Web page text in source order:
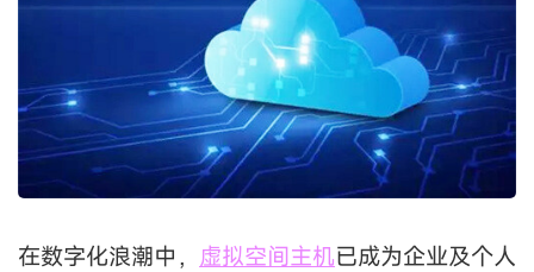
在数字化浪潮中， 虚拟空间主机已成为企业及个人